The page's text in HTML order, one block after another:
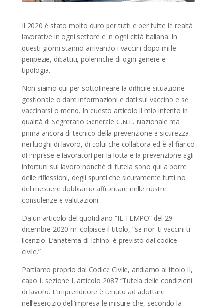
Il 2020 è stato molto duro per tutti e per tutte le realtà
lavorative in ogni settore e in ogni città italiana. In
questi giorni stanno arrivando i vaccini dopo mille
peripezie, dibattiti, polemiche di ogni genere e
tipologia.
Non siamo qui per sottolineare la difficile situazione
gestionale o dare informazioni e dati sul vaccino e se
vaccinarsi o meno. In questo articolo il mio intento in
qualità di Segretario Generale C.N.L. Nazionale ma
prima ancora di tecnico della prevenzione e sicurezza
nei luoghi di lavoro, di colui che collabora ed è al fianco
di imprese e lavoratori per la lotta e la prevenzione agli
infortuni sul lavoro nonché di tutela sono qui a porre
delle riflessioni, degli spunti che sicuramente tutti noi
del mestiere dobbiamo affrontare nelle nostre
consulenze e valutazioni.
Da un articolo del quotidiano “IL TEMPO” del 29
dicembre 2020 mi colpisce il titolo, “se non ti vaccini ti
licenzio. L’anatema di Ichino: è previsto dal codice
civile.”
Partiamo proprio dal Codice Civile, andiamo al titolo II,
capo I, sezione I, articolo 2087 “Tutela delle condizioni
di lavoro. L’imprenditore è tenuto ad adottare
nell’esercizio dell’impresa le misure che, secondo la